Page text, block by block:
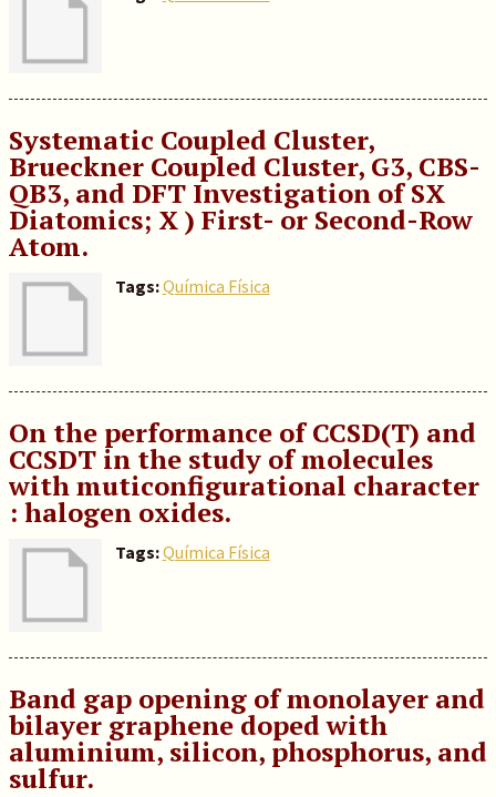
Systematic Coupled Cluster,
Brueckner Coupled Cluster, G3, CBS-
QB3, and DFT Investigation of SX
Diatomics; X ) First- or Second-Row
Atom.
Tags:Química Física
On the performance of CCSD(T) and
CCSDT in the study of molecules
with muticonfigurational character
: halogen oxides.
Tags:Química Física
Band gap opening of monolayer and
bilayer graphene doped with
aluminium, silicon, phosphorus, and
sulfur.